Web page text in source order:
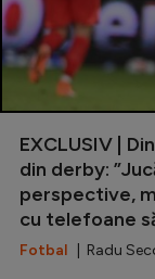
EXCLUSIV |
din derby:
perspective,
cu telefoane
Fotbal | Radu